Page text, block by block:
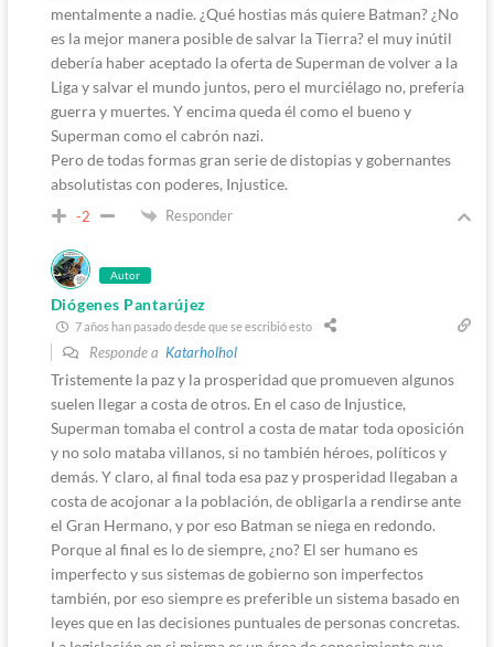
mentalmente a nadie. ¿Qué hostias más quiere Batman? ¿No
es la mejor manera posible de salvar la Tierra? el muy inútil
debería haber aceptado la oferta de Superman de volver a la
Liga y salvar el mundo juntos, pero el murciélago no, prefería
guerra y muertes. Y encima queda él como el bueno y
Superman como el cabrón nazi.
Pero de todas formas gran serie de distopias y gobernantes
absolutistas con poderes, Injustice.
-2 Responder
Autor
Diógenes Pantarújez
7 años han pasado desde que se escribió esto
Responde a Katarholhol
Tristemente la paz y la prosperidad que promueven algunos
suelen llegar a costa de otros. En el caso de Injustice,
Superman tomaba el control a costa de matar toda oposición
y no solo mataba villanos, si no también héroes, políticos y
demás. Y claro, al final toda esa paz y prosperidad llegaban a
costa de acojonar a la población, de obligarla a rendirse ante
el Gran Hermano, y por eso Batman se niega en redondo.
Porque al final es lo de siempre, ¿no? El ser humano es
imperfecto y sus sistemas de gobierno son imperfectos
también, por eso siempre es preferible un sistema basado en
leyes que en las decisiones puntuales de personas concretas.